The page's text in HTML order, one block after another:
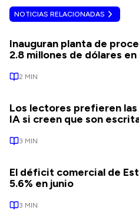
NOTICIAS RELACIONADAS
Inauguran planta de
2.8 millones de dólares
2 MIN
Los lectores prefieren
IA si creen que son
3 MIN
El déficit comercial de
5.6% en junio
3 MIN